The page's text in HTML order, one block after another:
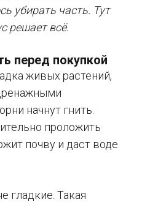
убирать часть. Тут
решает всё.
перед покупкой
живых растений,
начнут гнить.
проложить
почву и даст воде
гладкие. Такая